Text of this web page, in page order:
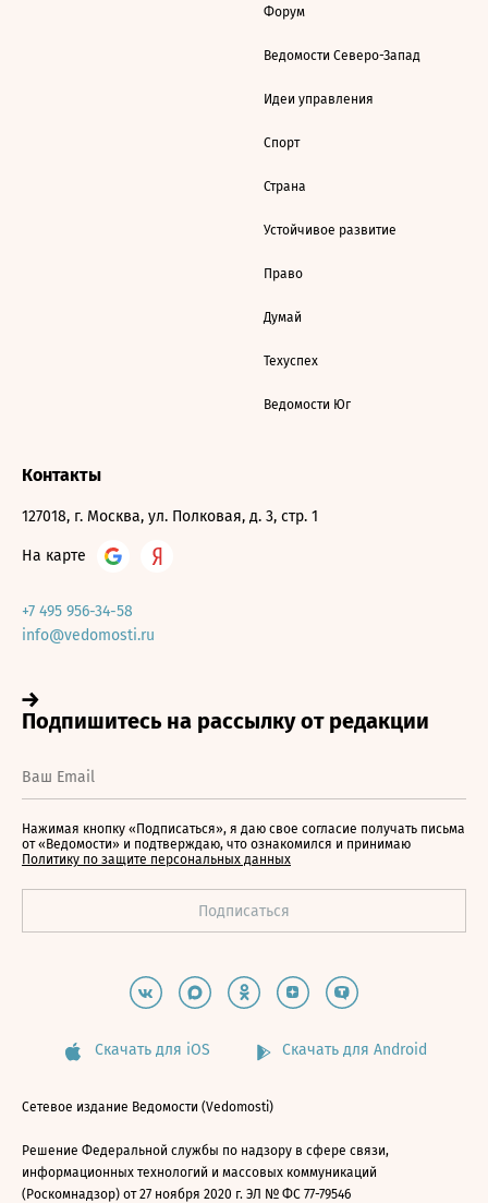
Форум
Ведомости Северо-Запад
Идеи управления
Спорт
Страна
Устойчивое развитие
Право
Думай
Техуспех
Ведомости Юг
Контакты
127018, г. Москва, ул. Полковая, д. 3, стр. 1
На карте
+7 495 956-34-58
info@vedomosti.ru
Нажимая кнопку «Подписаться», я даю свое согласие получать письма
от «Ведомости» и подтверждаю, что ознакомился и принимаю
Политику по защите персональных данных
Скачать для iOS Скачать для Android
Сетевое издание Ведомости (Vedomosti)
Решение Федеральной службы по надзору в сфере связи,
информационных технологий и массовых коммуникаций
(Роскомнадзор) от 27 ноября 2020 г. ЭЛ № ФС 77-79546